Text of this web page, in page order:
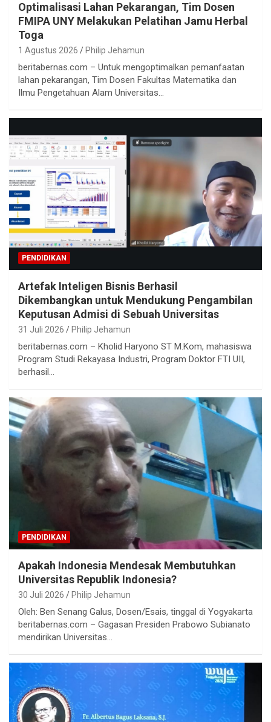
Optimalisasi Lahan Pekarangan, Tim Dosen
FMIPA UNY Melakukan Pelatihan Jamu Herbal
Toga
1 Agustus 2026 Philip Jehamun
beritabernas.com – Untuk mengoptimalkan pemanfaatan
lahan pekarangan, Tim Dosen Fakultas Matematika dan
Ilmu Pengetahuan Alam Universitas…
PENDIDIKAN
Artefak Inteligen Bisnis Berhasil
Dikembangkan untuk Mendukung Pengambilan
Keputusan Admisi di Sebuah Universitas
31 Juli 2026 Philip Jehamun
beritabernas.com – Kholid Haryono ST M.Kom, mahasiswa
Program Studi Rekayasa Industri, Program Doktor FTI UII,
berhasil…
PENDIDIKAN
Apakah Indonesia Mendesak Membutuhkan
Universitas Republik Indonesia?
30 Juli 2026 Philip Jehamun
Oleh: Ben Senang Galus, Dosen/Esais, tinggal di Yogyakarta
beritabernas.com – Gagasan Presiden Prabowo Subianato
mendirikan Universitas…